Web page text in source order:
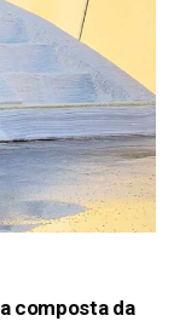
composta da